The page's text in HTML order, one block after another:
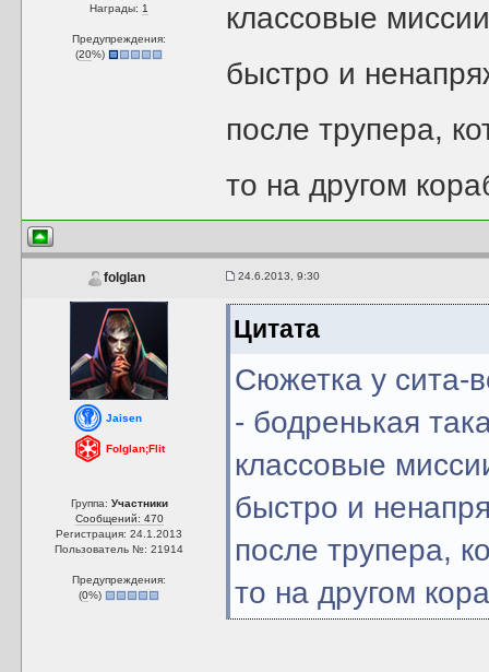
Награды: 1
Предупреждения:
(20%)
классовые
быстро и
после трупера,
то на другом
folglan 24.6.2013, 9:30
Jaisen
Folglan;Flit
Группа: Участники
Сообщений: 470
Регистрация: 24.1.2013
Пользователь №: 21914
Предупреждения:
(0%)
Цитата
Сюжетка у сита-
- бодренькая
классовые
быстро и
после трупера,
то на другом